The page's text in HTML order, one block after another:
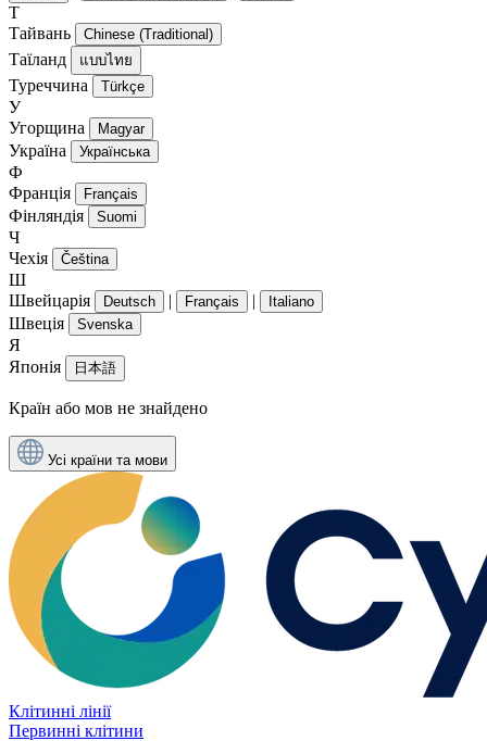
Т
Тайвань
Chinese (Traditional)
Таїланд แบบไทย
Туреччина Türkçe
У
Угорщина
Magyar
Україна Українська
Ф
Франція
Français
Фінляндія Suomi
Ч
Чехія
Čeština
Ш
Швейцарія
Deutsch | Français | Italiano
Швеція Svenska
Я
Японія
日本語
Країн або мов не знайдено
Усі країни та мови
Клітинні лінії
Первинні клітини